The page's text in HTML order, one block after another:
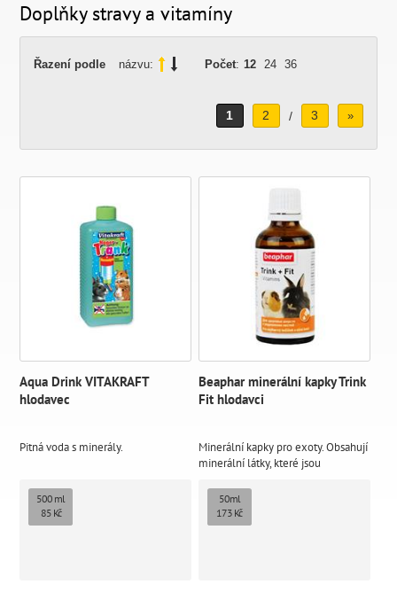
Doplňky stravy a vitamíny
Řazení podle názvu: Počet: 12 24 36
1 2 / 3 »
Aqua Drink VITAKRAFT
hlodavec
Pitná voda s minerály.
500 ml
85 Kč
Beaphar minerální kapky Trink
Fit hlodavci
Minerální kapky pro exoty. Obsahují
minerální látky, které jsou
hlodavců.
50ml
173 Kč